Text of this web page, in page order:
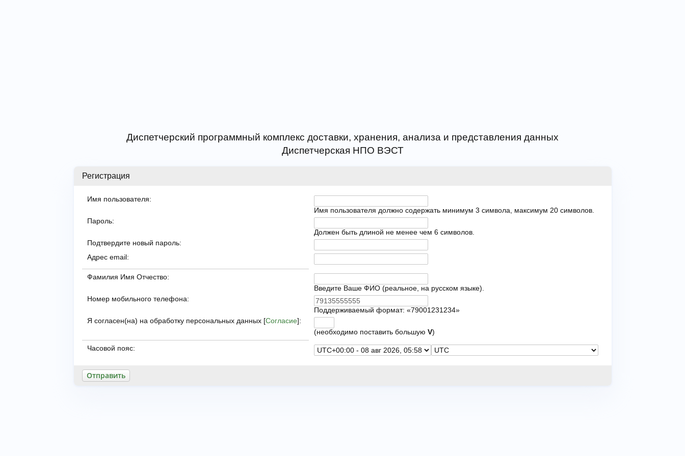
Диспетчерский программный комплекс доставки, хранения, анализа и представления данных
Диспетчерская НПО ВЭСТ
Регистрация
Имя пользователя:
Имя пользователя должно содержать минимум 3 символа, максимум 20 символов.
Пароль:
Должен быть длиной не менее чем 6 символов.
Подтвердите новый пароль:
Адрес email:
Фамилия Имя Отчество:
Введите Ваше ФИО (реальное, на русском языке).
Номер мобильного телефона:
Поддерживаемый формат: «79001231234»
Я согласен(на) на обработку персональных данных [Согласие]:
(необходимо поставить большую V)
Часовой пояс: